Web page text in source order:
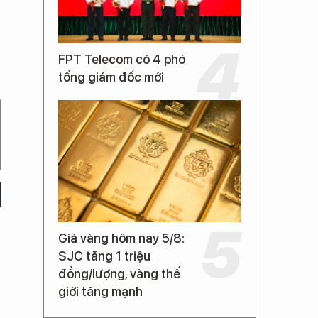
FPT Telecom có 4 phó
tổng giám đốc mới
Giá vàng hôm nay 5/8:
SJC tăng 1 triệu
đồng/lượng, vàng thế
giới tăng mạnh